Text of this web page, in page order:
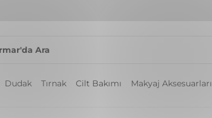
Dudak Tırnak Cilt Bakımı Makyaj Aksesuarları